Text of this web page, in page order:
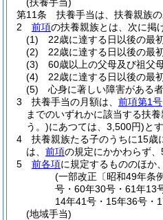
第11条
扶養手当は、扶養親族
2
前項の扶養親族とは、次に掲
(1)
22歳に達する日以後の最
(2)
22歳に達する日以後の最
(3)
60歳以上の父母及び祖父
(4)
22歳に達する日以後の最
(5)
心身に著しい障害がある者
3
扶養手当の月額は、 前項第1号
までのいずれかに該当する扶
う。)にあつては、3,500円)と
4
扶養親族たる子のうちに15歳
は、 前項の規定にかかわらず
5
前各項に規定するもののほか
(一部改正〔昭和49年条
号・60年30号・61年13
14年41号・15年36号・
(地域手当)